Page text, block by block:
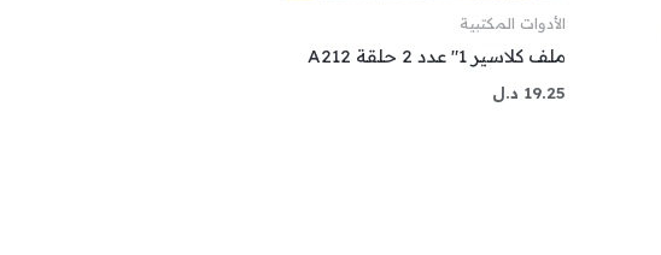
الأدوات المكتبية
ملف كلاسير 1″ عدد 2 حلقة A212
19.25 د.ل